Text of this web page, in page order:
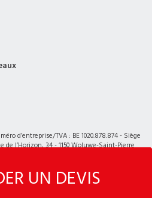
UN DEVIS
d’entreprise/TVA : BE 1020.878.874 - Siège
de l’Horizon, 34 - 1150 Woluwe-Saint-Pierre